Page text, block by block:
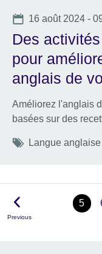
Date
16 août 2024 -
Des
pour
anglais de
Améliorez l'anglais
basées sur des
Tags
Langue anglaise
Previous
5